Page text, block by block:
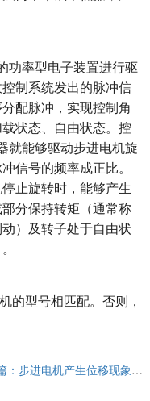
率型电子装置进行驱
制系统发出的脉冲信
配脉冲，实现控制角
状态、自由状态。控
就能够驱动步进电机旋
信号的频率成正比。
止旋转时，能够产生
分保持转矩（通常称
）及转子处于自由状
型号相匹配。否则，
：步进电机产生位移现象的